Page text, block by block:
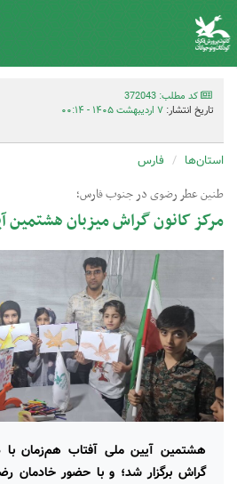
کد مطلب: 372043
تاریخ انتشار: ۷ اردیبهشت ۱۴۰۵ - ۰۰:۱۴
استان‌ها فارس
طنین عطر رضوی در جنوب فارس؛
مرکز کانون گراش میزبان هشتمین
هشتمین آیین ملی آفتاب هم‌زمان
گراش برگزار شد؛ و با حضور خادمان